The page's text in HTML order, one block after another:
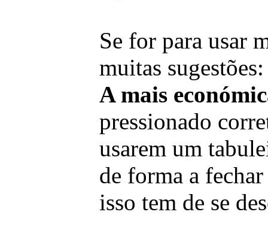
Se for para usar
muitas sugestões:
A mais
pressionado
usarem um
de forma a
isso tem de se